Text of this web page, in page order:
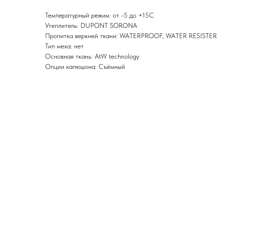
Температурный режим: от -5 до +15С
Утеплитель: DUPONT SORONA
Пропитка верхней ткани: WATERPROOF, WATER RESISTER
Тип меха: нет
Основная ткань: AtW technology
Опции капюшона: Съёмный